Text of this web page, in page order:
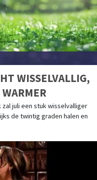
WISSELVALLIG,
zal juli een stuk wisselvalliger
de twintig graden halen en